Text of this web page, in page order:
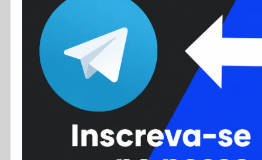
Colunas
Colaboradores
Cursos